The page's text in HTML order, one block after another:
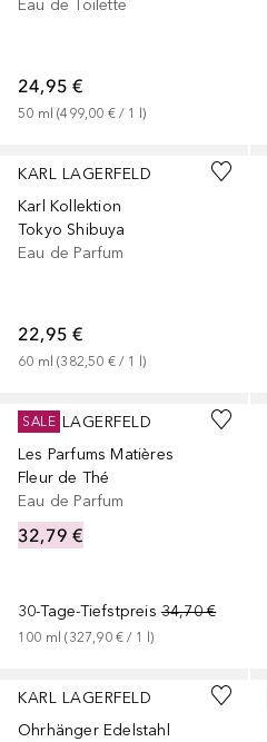
Eau de Toilette
24,95 €
50 ml (499,00 € / 1 l)
KARL LAGERFELD
Karl Kollektion
Tokyo Shibuya
Eau de Parfum
22,95 €
60 ml (382,50 € / 1 l)
KARL LAGERFELD
Les Parfums Matières
Fleur de Thé
Eau de Parfum
32,79 €
30-Tage-Tiefstpreis 34,70 €
100 ml (327,90 € / 1 l)
SALE
KARL LAGERFELD
Ohrhänger Edelstahl